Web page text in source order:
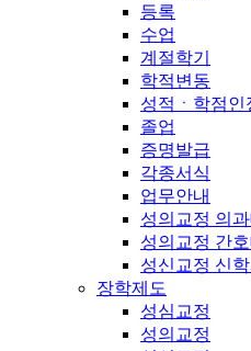
등록
수업
계절학기
학적변동
성적ㆍ학점인
졸업
증명발급
각종서식
업무안내
성의교정 의
성의교정 간
성신교정 신
장학제도
성심교정
성의교정